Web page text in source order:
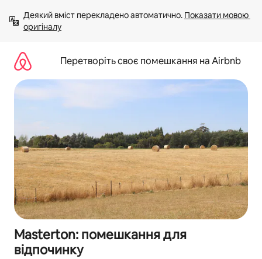
вмісту
Деякий вміст перекладено автоматично. Показати мовою
оригіналу
Перетворіть своє помешкання на Airbnb
Masterton: помешкання для
відпочинку